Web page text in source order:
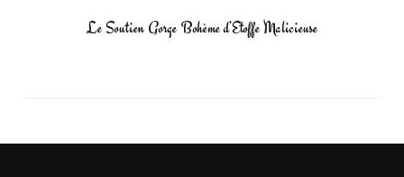
Le Soutien Gorge Bohème d’Etoffe Malicieuse